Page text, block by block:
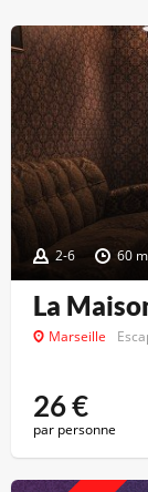
2-6 60
La
Marseille
26€
par personne